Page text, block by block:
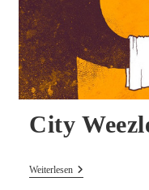
City
WeiterlesenCity